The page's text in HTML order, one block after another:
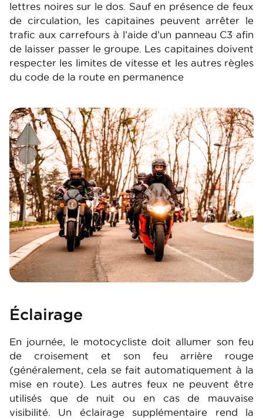
lettres noires sur le dos. Sauf en présence de feux
de circulation, les capitaines peuvent arrêter le
trafic aux carrefours à l’aide d’un panneau C3 afin
de laisser passer le groupe. Les capitaines doivent
respecter les limites de vitesse et les autres règles
du code de la route en permanence
Image
Éclairage
En journée, le motocycliste doit allumer son feu
de croisement et son feu arrière rouge
(généralement, cela se fait automatiquement à la
mise en route). Les autres feux ne peuvent être
utilisés que de nuit ou en cas de mauvaise
visibilité. Un éclairage supplémentaire rend la